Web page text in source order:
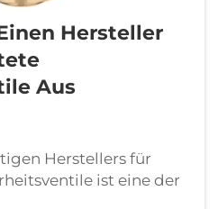
Hersteller
Aus
Herstellers für
ist eine der
die ein